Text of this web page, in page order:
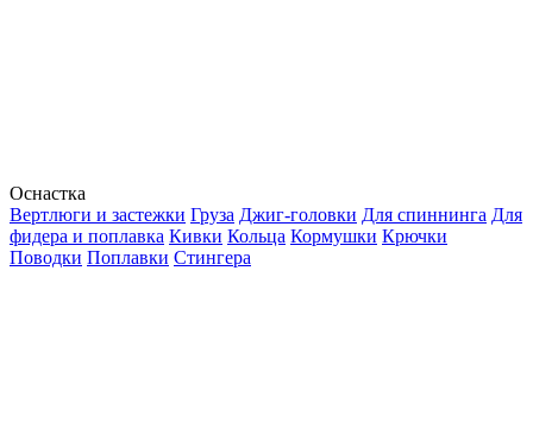
Оснастка
Вертлюги и застежки Груза Джиг-головки Для спиннинга Для
фидера и поплавка Кивки Кольца Кормушки Крючки
Поводки Поплавки Стингера